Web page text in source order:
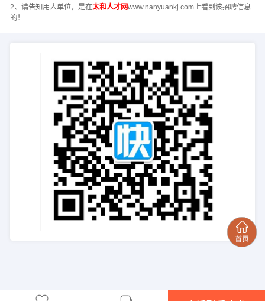
2、请告知用人单位，是在太和人才网www.nanyuankj.com上看到该招聘信息
的！